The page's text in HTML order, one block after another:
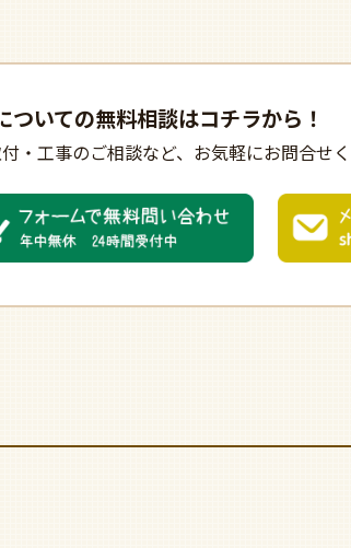
ついての無料相談はコチラから！
・工事のご相談など、 お気軽にお問合せ